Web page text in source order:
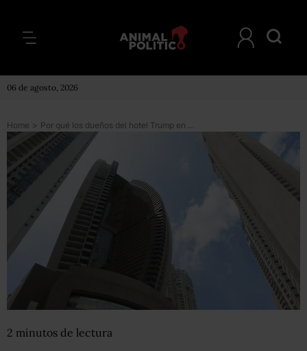
06 de agosto, 2026
Home > Por qué los dueños del hotel Trump en Panamá quieren cambiarle el nombre y desvincularse del presidente de EE. UU.
2 minutos de lectura